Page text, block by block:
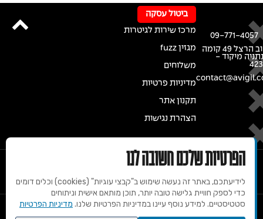
רחוב הרצל 49 קומה
מיקוד -
09-771-4057
ביטול עסקה
מרכז שירות לגיטרות
מגזין fuzz
משלוחים
מדיניות פרטיות
תקנון אתר
הצהרת נגישות
הפרטיות שלכם חשובה לנו
לידיעתכם, באתר זה נעשה שימוש ב"קבצי עוגיות" (cookies) וכלים דומים
כדי לספק חוויית גלישה טובה יותר, תוכן מותאם אישית וניתוחים
סטטיסטיים. למידע נוסף עיינו במדיניות הפרטיות שלנו. מדיניות הפרטיות